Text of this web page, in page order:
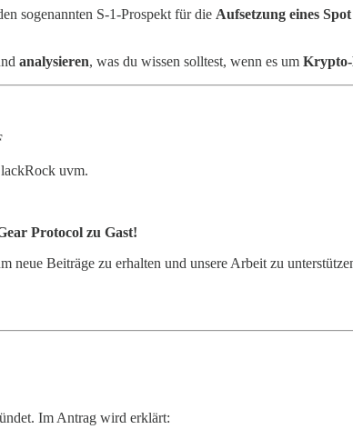
sogenannten S-1-Prospekt für die Aufsetzung eines
analysieren, was du wissen solltest, wenn es um Krypto-
uvm.
Protocol zu Gast!
Beiträge zu erhalten und unsere Arbeit zu
Im Antrag wird erklärt: